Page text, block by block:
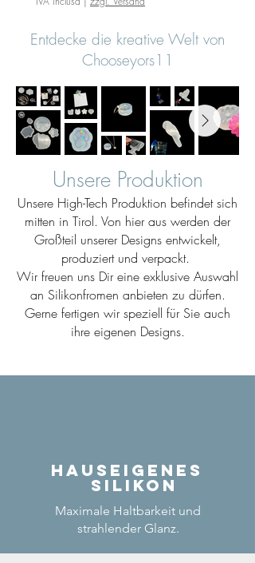
Entdecke die kreative Welt von
Chooseyors11
Unsere Produktion
Unsere High-Tech Produktion befindet sich
mitten in Tirol. Von hier aus werden der
Großteil unserer Designs entwickelt,
produziert und verpackt.
Wir freuen uns Dir eine exklusive Auswahl
an Silikonfromen anbieten zu dürfen.
Gerne fertigen wir speziell für Sie auch
ihre eigenen Designs.
Hauseigenes
Silikon
Maximale Haltbarkeit und
strahlender Glanz.